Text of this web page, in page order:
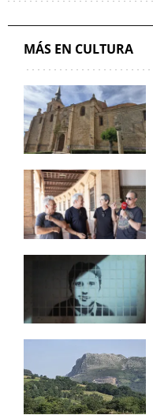
MÁS EN CULTURA